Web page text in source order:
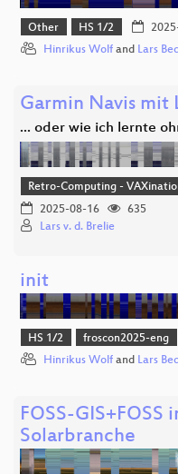
Other HS 1/2
Hinrikus Wolf and Lars
Garmin Navis mit
... oder wie ich lernte
Retro-Computing -
2025-08-16
635
Lars v. d. Brelie
init
HS 1/2 froscon2025-eng
Hinrikus Wolf and Lars
FOSS-
Solarbranche